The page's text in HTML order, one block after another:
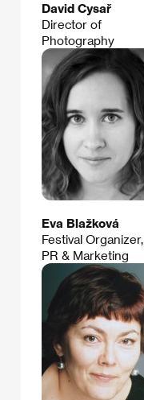
David Cysař
Director of
Photography
Eva Blažková
Festival Organizer,
PR & Marketing